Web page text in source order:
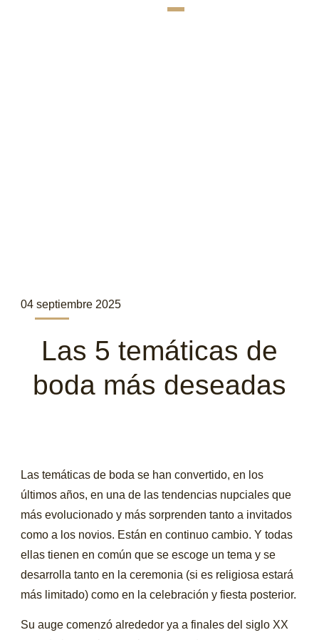
04 septiembre 2025
Las 5 temáticas de
boda más deseadas
Las temáticas de boda se han convertido, en los
últimos años, en una de las tendencias nupciales que
más evolucionado y más sorprenden tanto a invitados
como a los novios. Están en continuo cambio. Y todas
ellas tienen en común que se escoge un tema y se
desarrolla tanto en la ceremonia (si es religiosa estará
más limitado) como en la celebración y fiesta posterior.
Su auge comenzó alrededor ya a finales del siglo XX